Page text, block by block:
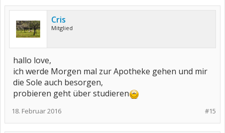
Cris
Mitglied
hallo love,
ich werde Morgen mal zur Apotheke gehen und mir
die Sole auch besorgen,
probieren geht über studieren
#15
18. Februar 2016